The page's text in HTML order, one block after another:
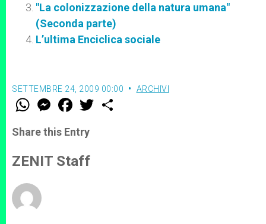
"La colonizzazione della natura umana"
(Seconda parte)
L’ultima Enciclica sociale
SETTEMBRE 24, 2009 00:00 ARCHIVI
W
t
s
p
p
M
e
s
e
g
e
F
a
e
b
o
k
w
Share this Entry
ZENIT Staff